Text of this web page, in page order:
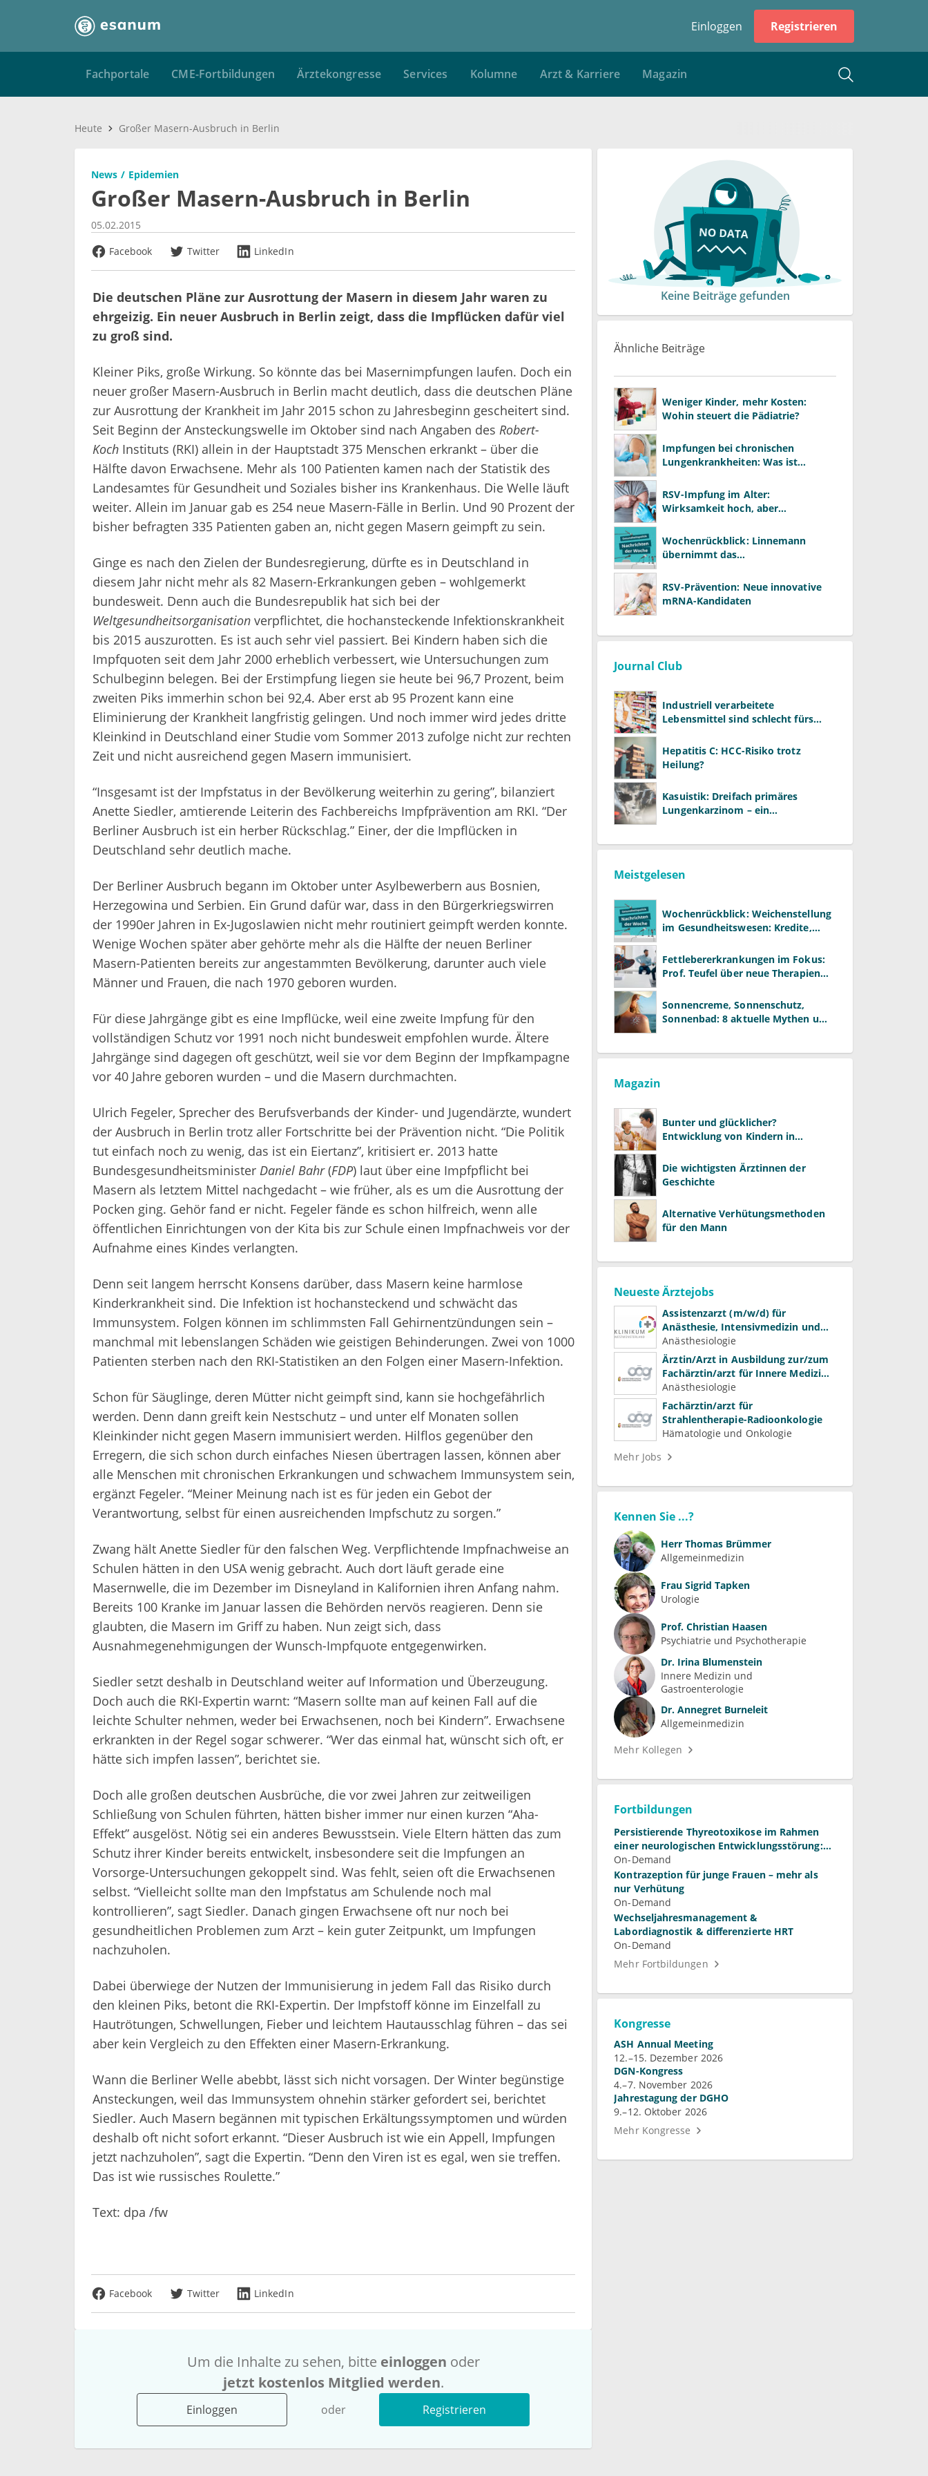
Einloggen Registrieren
Fachportale CME-Fortbildungen Ärztekongresse Services Kolumne Arzt & Karriere Magazin
Heute Großer Masern-Ausbruch in Berlin
News Epidemien
Großer Masern-Ausbruch in Berlin
05.02.2015
Facebook
Twitter LinkedIn
Die deutschen Pläne zur Ausrottung der Masern in diesem Jahr waren zu
ehrgeizig. Ein neuer Ausbruch in Berlin zeigt, dass die Impflücken dafür viel
zu groß sind.
Kleiner Piks, große Wirkung. So könnte das bei Masernimpfungen laufen. Doch ein
neuer großer Masern-Ausbruch in Berlin macht deutlich, dass die deutschen Pläne
zur Ausrottung der Krankheit im Jahr 2015 schon zu Jahresbeginn gescheitert sind.
Seit Beginn der Ansteckungswelle im Oktober sind nach Angaben des Robert-
KochInstituts (RKI) allein in der Hauptstadt 375 Menschen erkrankt – über die
Hälfte davon Erwachsene. Mehr als 100 Patienten kamen nach der Statistik des
Landesamtes für Gesundheit und Soziales bisher ins Krankenhaus. Die Welle läuft
weiter. Allein im Januar gab es 254 neue Masern-Fälle in Berlin. Und 90 Prozent der
bisher befragten 335 Patienten gaben an, nicht gegen Masern geimpft zu sein.
Ginge es nach den Zielen der Bundesregierung, dürfte es in Deutschland in
diesem Jahr nicht mehr als 82 Masern-Erkrankungen geben – wohlgemerkt
bundesweit. Denn auch die Bundesrepublik hat sich bei der
Weltgesundheitsorganisationverpflichtet, die hochansteckende Infektionskrankheit
bis 2015 auszurotten. Es ist auch sehr viel passiert. Bei Kindern haben sich die
Impfquoten seit dem Jahr 2000 erheblich verbessert, wie Untersuchungen zum
Schulbeginn belegen. Bei der Erstimpfung liegen sie heute bei 96,7 Prozent, beim
zweiten Piks immerhin schon bei 92,4. Aber erst ab 95 Prozent kann eine
Eliminierung der Krankheit langfristig gelingen. Und noch immer wird jedes dritte
Kleinkind in Deutschland einer Studie vom Sommer 2013 zufolge nicht zur rechten
Zeit und nicht ausreichend gegen Masern immunisiert.
“Insgesamt ist der Impfstatus in der Bevölkerung weiterhin zu gering”, bilanziert
Anette Siedler, amtierende Leiterin des Fachbereichs Impfprävention am RKI. “Der
Berliner Ausbruch ist ein herber Rückschlag.” Einer, der die Impflücken in
Deutschland sehr deutlich mache.
Der Berliner Ausbruch begann im Oktober unter Asylbewerbern aus Bosnien,
Herzegowina und Serbien. Ein Grund dafür war, dass in den Bürgerkriegswirren
der 1990er Jahren in Ex-Jugoslawien nicht mehr routiniert geimpft werden konnte.
Wenige Wochen später aber gehörte mehr als die Hälfte der neuen Berliner
Masern-Patienten bereits zur angestammten Bevölkerung, darunter auch viele
Männer und Frauen, die nach 1970 geboren wurden.
Für diese Jahrgänge gibt es eine Impflücke, weil eine zweite Impfung für den
vollständigen Schutz vor 1991 noch nicht bundesweit empfohlen wurde. Ältere
Jahrgänge sind dagegen oft geschützt, weil sie vor dem Beginn der Impfkampagne
vor 40 Jahre geboren wurden – und die Masern durchmachten.
Ulrich Fegeler, Sprecher des Berufsverbands der Kinder- und Jugendärzte, wundert
der Ausbruch in Berlin trotz aller Fortschritte bei der Prävention nicht. “Die Politik
tut einfach noch zu wenig, das ist ein Eiertanz”, kritisiert er. 2013 hatte
Bundesgesundheitsminister Daniel Bahr(FDP) laut über eine Impfpflicht bei
Masern als letztem Mittel nachgedacht – wie früher, als es um die Ausrottung der
Pocken ging. Gehör fand er nicht. Fegeler fände es schon hilfreich, wenn alle
öffentlichen Einrichtungen von der Kita bis zur Schule einen Impfnachweis vor der
Aufnahme eines Kindes verlangten.
Denn seit langem herrscht Konsens darüber, dass Masern keine harmlose
Kinderkrankheit sind. Die Infektion ist hochansteckend und schwächt das
Immunsystem. Folgen können im schlimmsten Fall Gehirnentzündungen sein –
manchmal mit lebenslangen Schäden wie geistigen Behinderungen. Zwei von 1000
Patienten sterben nach den RKI-Statistiken an den Folgen einer Masern-Infektion.
Schon für Säuglinge, deren Mütter nicht geimpft sind, kann sie hochgefährlich
werden. Denn dann greift kein Nestschutz – und unter elf Monaten sollen
Kleinkinder nicht gegen Masern immunisiert werden. Hilflos gegenüber den
Erregern, die sich schon durch einfaches Niesen übertragen lassen, können aber
alle Menschen mit chronischen Erkrankungen und schwachem Immunsystem sein,
ergänzt Fegeler. “Meiner Meinung nach ist es für jeden ein Gebot der
Verantwortung, selbst für einen ausreichenden Impfschutz zu sorgen.”
Zwang hält Anette Siedler für den falschen Weg. Verpflichtende Impfnachweise an
Schulen hätten in den USA wenig gebracht. Auch dort läuft gerade eine
Masernwelle, die im Dezember im Disneyland in Kalifornien ihren Anfang nahm.
Bereits 100 Kranke im Januar lassen die Behörden nervös reagieren. Denn sie
glaubten, die Masern im Griff zu haben. Nun zeigt sich, dass
Ausnahmegenehmigungen der Wunsch-Impfquote entgegenwirken.
Siedler setzt deshalb in Deutschland weiter auf Information und Überzeugung.
Doch auch die RKI-Expertin warnt: “Masern sollte man auf keinen Fall auf die
leichte Schulter nehmen, weder bei Erwachsenen, noch bei Kindern”. Erwachsene
erkrankten in der Regel sogar schwerer. “Wer das einmal hat, wünscht sich oft, er
hätte sich impfen lassen”, berichtet sie.
Doch alle großen deutschen Ausbrüche, die vor zwei Jahren zur zeitweiligen
Schließung von Schulen führten, hätten bisher immer nur einen kurzen “Aha-
Effekt” ausgelöst. Nötig sei ein anderes Bewusstsein. Viele Eltern hätten das zum
Schutz ihrer Kinder bereits entwickelt, insbesondere seit die Impfungen an
Vorsorge-Untersuchungen gekoppelt sind. Was fehlt, seien oft die Erwachsenen
selbst. “Vielleicht sollte man den Impfstatus am Schulende noch mal
kontrollieren”, sagt Siedler. Danach gingen Erwachsene oft nur noch bei
gesundheitlichen Problemen zum Arzt – kein guter Zeitpunkt, um Impfungen
nachzuholen.
Dabei überwiege der Nutzen der Immunisierung in jedem Fall das Risiko durch
den kleinen Piks, betont die RKI-Expertin. Der Impfstoff könne im Einzelfall zu
Hautrötungen, Schwellungen, Fieber und leichtem Hautausschlag führen – das sei
aber kein Vergleich zu den Effekten einer Masern-Erkrankung.
Wann die Berliner Welle abebbt, lässt sich nicht vorsagen. Der Winter begünstige
Ansteckungen, weil das Immunsystem ohnehin stärker gefordert sei, berichtet
Siedler. Auch Masern begännen mit typischen Erkältungssymptomen und würden
deshalb oft nicht sofort erkannt. “Dieser Ausbruch ist wie ein Appell, Impfungen
jetzt nachzuholen”, sagt die Expertin. “Denn den Viren ist es egal, wen sie treffen.
Das ist wie russisches Roulette.”
Text: dpa /fw
Facebook Twitter LinkedIn
Um die Inhalte zu sehen, bitte einloggen oder
jetzt kostenlos Mitglied werden.
Einloggen oder Registrieren
Keine Beiträge gefunden
Ähnliche Beiträge
Weniger Kinder, mehr Kosten:
Wohin steuert die Pädiatrie?
Impfungen bei chronischen
Lungenkrankheiten: Was ist
RSV-Impfung im Alter:
Wirksamkeit hoch, aber
Wochenrückblick: Linnemann
übernimmt das
Warken
RSV-Prävention: Neue innovative
mRNA-Kandidaten
Journal Club
Industriell verarbeitete
Lebensmittel sind schlecht fürs
Hepatitis C: HCC-Risiko trotz
Heilung?
Kasuistik: Dreifach primäres
Lungenkarzinom – ein
Meistgelesen
Wochenrückblick: Weichenstellung
im Gesundheitswesen: Kredite,
Fettlebererkrankungen im Fokus:
Prof. Teufel über neue Therapien
Sonnencreme, Sonnenschutz,
Sonnenbad: 8 aktuelle Mythen und
Magazin
Bunter und glücklicher?
Entwicklung von Kindern in
Die wichtigsten Ärztinnen der
Geschichte
Alternative Verhütungsmethoden
für den Mann
Neueste Ärztejobs
Assistenzarzt (m/w/d) für
Anästhesie, Intensivmedizin und
Schmerztherapie
Anästhesiologie
Ärztin/Arzt in Ausbildung zur/zum
Fachärztin/arzt für Innere Medizin
(Kardiologie, Nephrologie,
Intensivmedizin)
Anästhesiologie
Fachärztin/arzt für
Strahlentherapie-Radioonkologie
Hämatologie und Onkologie
Mehr Jobs
Kennen Sie ...?
Herr Thomas Brümmer
Allgemeinmedizin
Frau Sigrid Tapken
Urologie
Prof. Christian Haasen
Psychiatrie und Psychotherapie
Dr. Irina Blumenstein
Innere Medizin und
Gastroenterologie
Dr. Annegret Burneleit
Allgemeinmedizin
Mehr Kollegen
Fortbildungen
Persistierende Thyreotoxikose im Rahmen
einer neurologischen Entwicklungsstörung:
MCT8 Defizienz
On-Demand
Kontrazeption für junge Frauen – mehr als
nur Verhütung
On-Demand
Wechseljahresmanagement &
Labordiagnostik & differenzierte HRT
On-Demand
Mehr Fortbildungen
Kongresse
ASH Annual Meeting
12.–15. Dezember 2026
DGN-Kongress
4.–7. November 2026
Jahrestagung der DGHO
9.–12. Oktober 2026
Mehr Kongresse